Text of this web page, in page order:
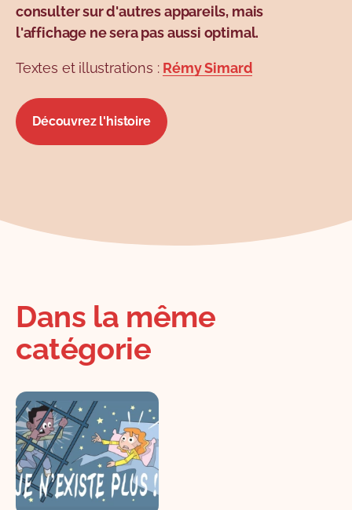
consulter sur d'autres appareils, mais
l'affichage ne sera pas aussi optimal.
Textes et illustrations : Rémy Simard
Découvrez l'histoire
Dans la même
catégorie